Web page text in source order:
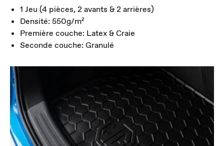
1 Jeu (4 pièces, 2 avants & 2 arrières)
Densité: 550g/m²
Première couche: Latex & Craie
Seconde couche: Granulé